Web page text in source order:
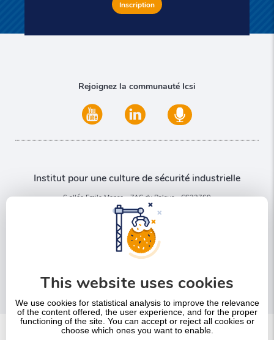
Inscription
Rejoignez la communauté Icsi
Institut pour une culture de sécurité industrielle
6 allée Emile Monso - ZAC du Palays - CS22760
31077 Toulouse Cedex 4
Nous contacter
+33 5 32 09 37 70
This website uses cookies
We use cookies for statistical analysis to improve the relevance
of the content offered, the user experience, and for the proper
functioning of the site. You can accept or reject all cookies or
choose which ones you want to enable.